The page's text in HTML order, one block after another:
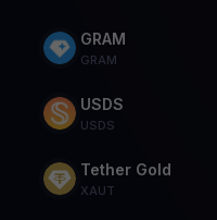
GRAM
GRAM
USDS
USDS
Tether Gold
XAUT